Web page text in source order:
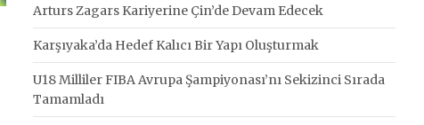
Arturs Zagars Kariyerine Çin’de Devam Edecek
Karşıyaka’da Hedef Kalıcı Bir Yapı Oluşturmak
U18 Milliler FIBA Avrupa Şampiyonası’nı Sekizinci Sırada
Tamamladı